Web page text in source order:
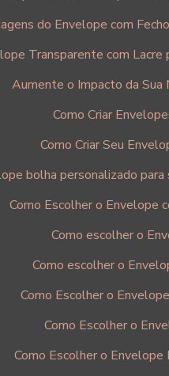
do Envelope com
Transparente com Lacre
Aumente o Impacto da Sua
Como Criar
Como Criar Seu
bolha personalizado para
Como Escolher o Envelope
Como escolher o
Como escolher o
Como Escolher o
Como Escolher o
Como Escolher o